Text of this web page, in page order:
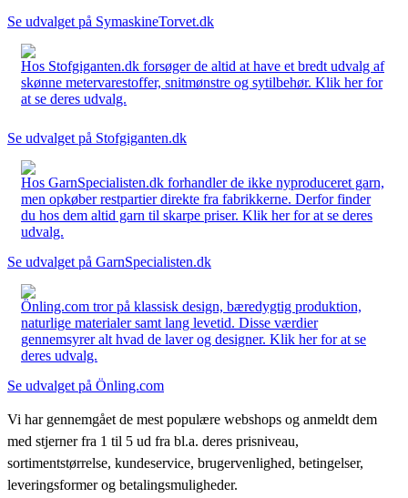
Se udvalget på SymaskineTorvet.dk
Hos Stofgiganten.dk forsøger de altid at have et bredt udvalg af
skønne metervarestoffer, snitmønstre og sytilbehør. Klik her for
at se deres udvalg.
Se udvalget på Stofgiganten.dk
Hos GarnSpecialisten.dk forhandler de ikke nyproduceret garn,
men opkøber restpartier direkte fra fabrikkerne. Derfor finder
du hos dem altid garn til skarpe priser. Klik her for at se deres
udvalg.
Se udvalget på GarnSpecialisten.dk
Önling.com tror på klassisk design, bæredygtig produktion,
naturlige materialer samt lang levetid. Disse værdier
gennemsyrer alt hvad de laver og designer. Klik her for at se
deres udvalg.
Se udvalget på Önling.com
Vi har gennemgået de mest populære webshops og anmeldt dem
med stjerner fra 1 til 5 ud fra bl.a. deres prisniveau,
sortimentstørrelse, kundeservice, brugervenlighed, betingelser,
leveringsformer og betalingsmuligheder.